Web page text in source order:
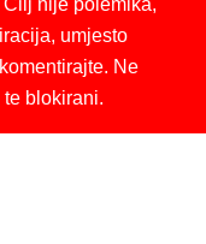
umjesto
Ne
blokirani.